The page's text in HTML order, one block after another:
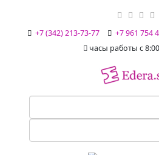
+7 (342) 213-73-77 +7 961 754
часы работы с